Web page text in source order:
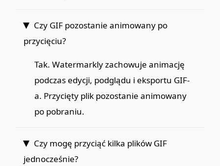
Czy GIF pozostanie animowany po
przycięciu?
Tak. Watermarkly zachowuje animację
podczas edycji, podglądu i eksportu GIF-
a. Przycięty plik pozostanie animowany
po pobraniu.
Czy mogę przyciąć kilka plików GIF
jednocześnie?